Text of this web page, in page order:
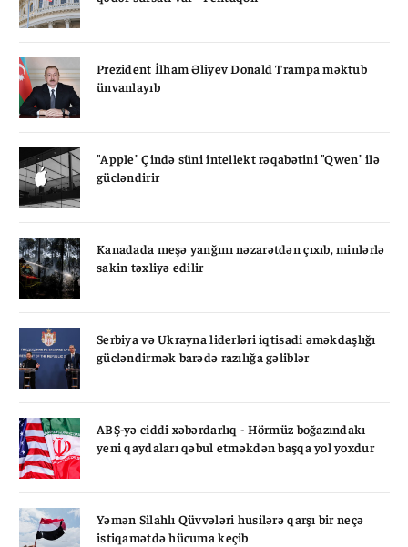
Prezident İlham Əliyev Donald Trampa məktub
ünvanlayıb
"Apple" Çində süni intellekt rəqabətini "Qwen" ilə
gücləndirir
Kanadada meşə yanğını nəzarətdən çıxıb, minlərlə
sakin təxliyə edilir
Serbiya və Ukrayna liderləri iqtisadi əməkdaşlığı
gücləndirmək barədə razılığa gəliblər
ABŞ-yə ciddi xəbərdarlıq - Hörmüz boğazındakı
yeni qaydaları qəbul etməkdən başqa yol yoxdur
Yəmən Silahlı Qüvvələri husilərə qarşı bir neçə
istiqamətdə hücuma keçib